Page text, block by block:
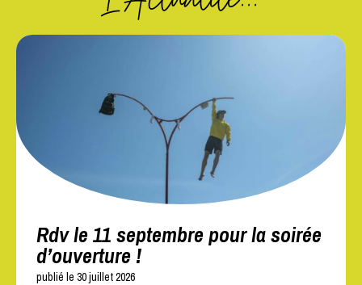
Rdv le 11 septembre pour la soirée
d’ouverture !
publié le 30 juillet 2026